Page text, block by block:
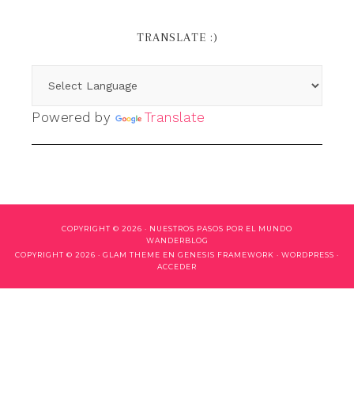
TRANSLATE :)
Powered by Translate
COPYRIGHT © 2026 · NUESTROS PASOS POR EL MUNDO
WANDERBLOG
COPYRIGHT © 2026 · GLAM THEME EN GENESIS FRAMEWORK · WORDPRESS ·
ACCEDER